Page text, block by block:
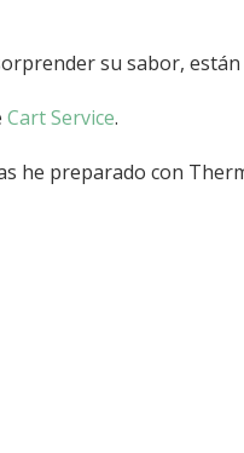
su sabor,
Cart Service.
he preparado con